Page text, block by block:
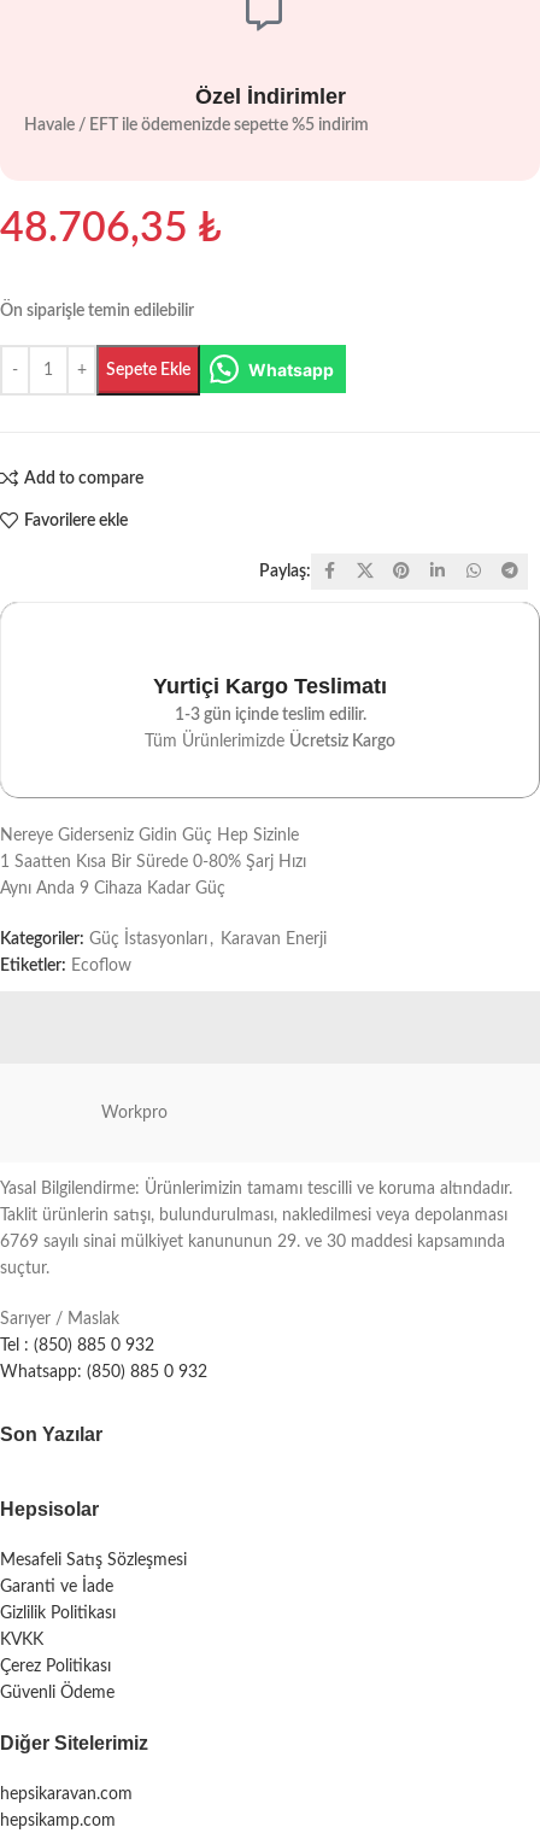
Özel İndirimler
Havale / EFT ile ödemenizde sepette %5 indirim
48.706,35 ₺
Ön siparişle temin edilebilir
Sepete Ekle Whatsapp
Add to compare
Favorilere ekle
Paylaş:
Yurtiçi Kargo Teslimatı
1-3 gün içinde teslim edilir.
Tüm Ürünlerimizde Ücretsiz Kargo
Nereye Giderseniz Gidin Güç Hep Sizinle
1 Saatten Kısa Bir Sürede 0-80% Şarj Hızı
Aynı Anda 9 Cihaza Kadar Güç
Kategoriler: Güç İstasyonları , Karavan Enerji
Etiketler: Ecoflow
Workpro
Yasal Bilgilendirme: Ürünlerimizin tamamı tescilli ve koruma altındadır.
Taklit ürünlerin satışı, bulundurulması, nakledilmesi veya depolanması
6769 sayılı sinai mülkiyet kanununun 29. ve 30 maddesi kapsamında
suçtur.
Sarıyer / Maslak
Tel : (850) 885 0 932
Whatsapp: (850) 885 0 932
Son Yazılar
Hepsisolar
Mesafeli Satış Sözleşmesi
Garanti ve İade
Gizlilik Politikası
KVKK
Çerez Politikası
Güvenli Ödeme
Diğer Sitelerimiz
hepsikaravan.com
hepsikamp.com